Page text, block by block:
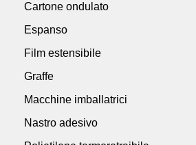
Cartone ondulato
Espanso
Film estensibile
Graffe
Macchine imballatrici
Nastro adesivo